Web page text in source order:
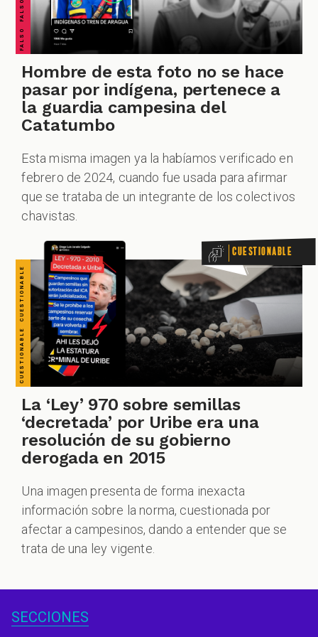
ZOOM
Hombre de esta foto no se hace
pasar por indígena, pertenece a
la guardia campesina del
Catatumbo
Esta misma imagen ya la habíamos verificado en
febrero de 2024, cuando fue usada para afirmar
que se trataba de un integrante de los colectivos
chavistas.
CUESTIONABLE CUESTIONABLE CUESTIONABLE CUESTIONABLE CUESTIONABLE CUESTIONABLE CUESTIONABLE Cuestionable
La ‘Ley’ 970 sobre semillas
‘decretada’ por Uribe era una
resolución de su gobierno
derogada en 2015
Una imagen presenta de forma inexacta
información sobre la norma, cuestionada por
afectar a campesinos, dando a entender que se
trata de una ley vigente.
SECCIONES